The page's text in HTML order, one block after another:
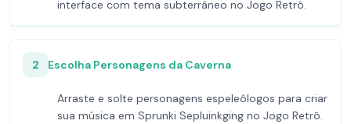
interface com tema subterrâneo no Jogo Retrô.
2 Escolha Personagens da Caverna
Arraste e solte personagens espeleólogos para criar
sua música em Sprunki Sepluinkging no Jogo Retrô.